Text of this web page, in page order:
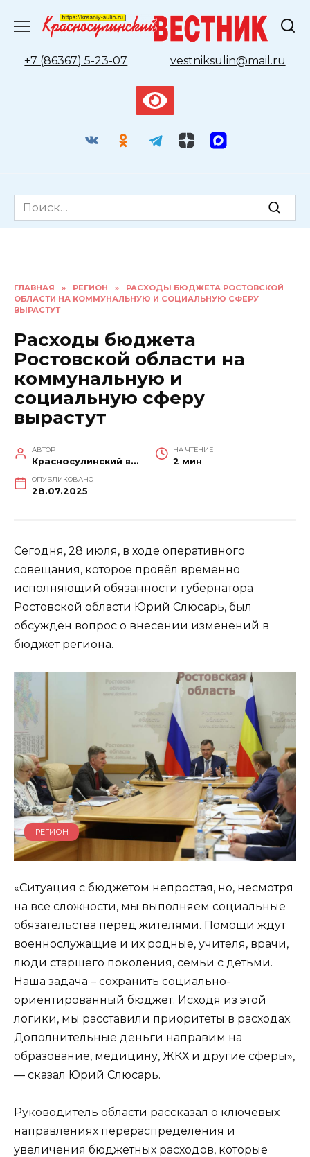
содержанию
+7 (86367) 5-23-07
vestniksulin@mail.ru
Search
for:
ГЛАВНАЯ » РЕГИОН »
РАСХОДЫ БЮДЖЕТА РОСТОВСКОЙ
ОБЛАСТИ НА КОММУНАЛЬНУЮ И СОЦИАЛЬНУЮ СФЕРУ
ВЫРАСТУТ
Расходы бюджета
Ростовской области на
коммунальную и
социальную сферу
вырастут
АВТОР
Красносулинский вестник
НА ЧТЕНИЕ
2 мин
ОПУБЛИКОВАНО
28.07.2025
Сегодня, 28 июля, в ходе оперативного
совещания, которое провёл временно
исполняющий обязанности губернатора
Ростовской области Юрий Слюсарь, был
обсуждён вопрос о внесении изменений в
бюджет региона.
РЕГИОН
«Ситуация с бюджетом непростая, но, несмотря
на все сложности, мы выполняем социальные
обязательства перед жителями. Помощи ждут
военнослужащие и их родные, учителя, врачи,
люди старшего поколения, семьи с детьми.
Наша задача – сохранить социально-
ориентированный бюджет. Исходя из этой
логики, мы расставили приоритеты в расходах.
Дополнительные деньги направим на
образование, медицину, ЖКХ и другие сферы»,
— сказал Юрий Слюсарь.
Руководитель области рассказал о ключевых
направлениях перераспределения и
увеличения бюджетных расходов, которые